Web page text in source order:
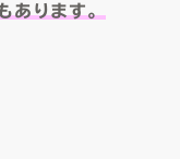
ります。